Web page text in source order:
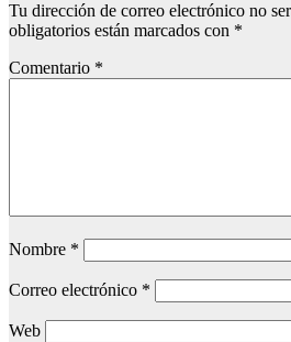
Tu dirección de correo electrónico no
obligatorios están marcados con *
Comentario *
Nombre *
Correo electrónico *
Web